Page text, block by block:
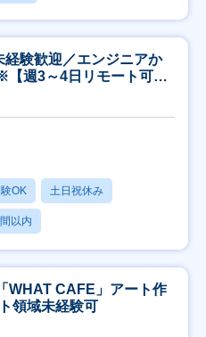
験歓迎／エンジニアか
【週3～4日リモート可
OK 土日祝休み
以内
WHAT CAFE」アート作
領域未経験可